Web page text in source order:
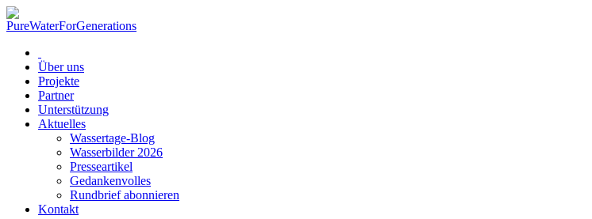
Über uns
Projekte
Partner
Unterstützung
Aktuelles
Wassertage-Blog
Wasserbilder 2026
Presseartikel
Gedankenvolles
Rundbrief abonnieren
Kontakt